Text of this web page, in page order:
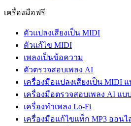
เครื่องมือฟรี
ตัวแปลงเสียงเป็น MIDI
ตัวแก้ไข MIDI
เพลงเป็นข้อความ
ตัวตรวจสอบเพลง AI
เครื่องมือแปลงเสียงเป็น MIDI
เครื่องมือตรวจสอบเพลง AI แบ
เครื่องทําเพลง Lo-Fi
เครื่องมือแก้ไขแท็ก MP3 ออนไ